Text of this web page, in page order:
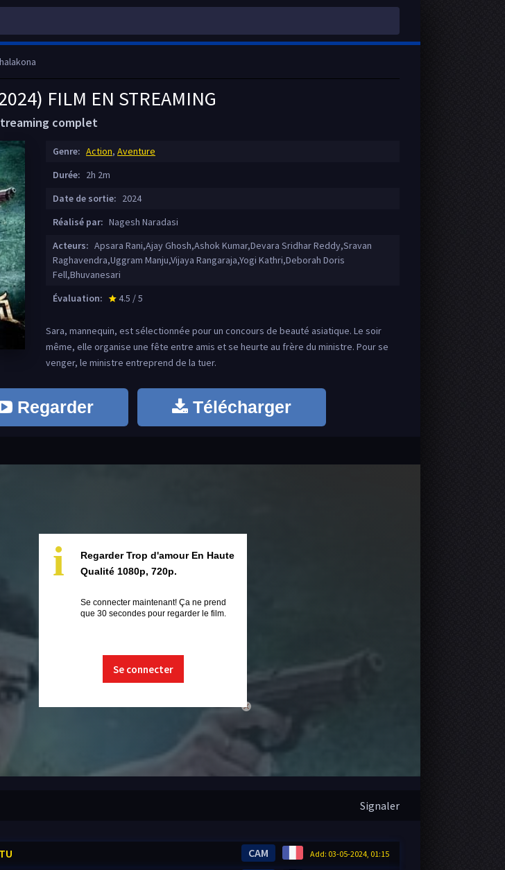
FILM EN STREAMING
complet
Genre: Action, Aventure
Durée: 2h 2m
Date de sortie: 2024
Réalisé par: Nagesh Naradasi
Acteurs: Apsara Rani,Ajay Ghosh,Ashok Kumar,Devara Sridhar Reddy,Sravan
Raghavendra,Uggram Manju,Vijaya Rangaraja,Yogi Kathri,Deborah Doris
Fell,Bhuvanesari
Évaluation:
star_rate
4.5 / 5
Sara, mannequin, est sélectionnée pour un concours de beauté asiatique. Le soir
même, elle organise une fête entre amis et se heurte au frère du ministre. Pour se
venger, le ministre entreprend de la tuer.
Regarder Télécharger
close
i
Regarder Trop d'amour En Haute
Qualité 1080p, 720p.
Se connecter maintenant! Ça ne prend
que 30 secondes pour regarder le film.
Se connecter
Signaler
Add: 03-05-2024, 01:15
CAM